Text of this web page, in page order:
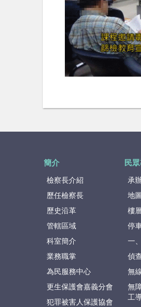
簡介
檢察長介紹
歷任檢察長
歷史沿革
管轄區域
科室簡介
業務職掌
為民服務中心
更生保護會嘉義分會
犯罪被害人保護協會
民
承
地
樓
停
一
偵
無
無
工